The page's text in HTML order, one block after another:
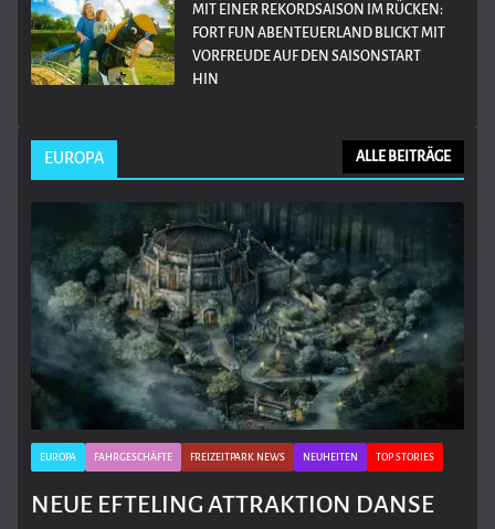
MIT EINER REKORDSAISON IM RÜCKEN:
FORT FUN ABENTEUERLAND BLICKT MIT
VORFREUDE AUF DEN SAISONSTART
HIN
EUROPA ALLE BEITRÄGE
EUROPA FAHRGESCHÄFTE FREIZEITPARK NEWS NEUHEITEN TOP STORIES
NEUE EFTELING ATTRAKTION DANSE